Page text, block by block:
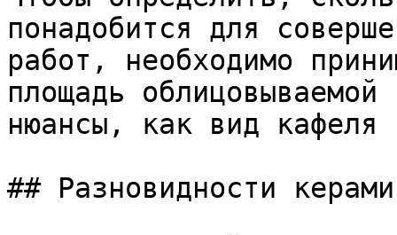
понадобится для
работ, необходимо
площадь
нюансы, как вид
## Разновидности